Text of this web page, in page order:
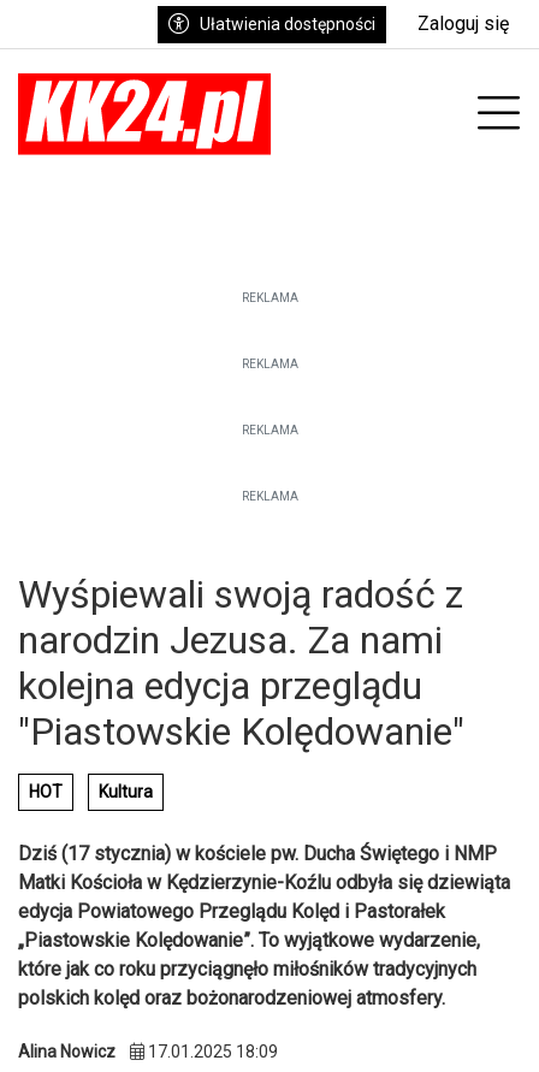
Ułatwienia dostępności Zaloguj się
REKLAMA
REKLAMA
REKLAMA
REKLAMA
Wyśpiewali swoją radość z
narodzin Jezusa. Za nami
kolejna edycja przeglądu
"Piastowskie Kolędowanie"
HOT Kultura
Dziś (17 stycznia) w kościele pw. Ducha Świętego i NMP
Matki Kościoła w Kędzierzynie-Koźlu odbyła się dziewiąta
edycja Powiatowego Przeglądu Kolęd i Pastorałek
„Piastowskie Kolędowanie”. To wyjątkowe wydarzenie,
które jak co roku przyciągnęło miłośników tradycyjnych
polskich kolęd oraz bożonarodzeniowej atmosfery.
Alina Nowicz 17.01.2025 18:09